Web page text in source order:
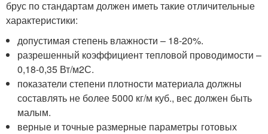
брус по стандартам должен иметь такие отличительные
характеристики:
допустимая степень влажности – 18-20%.
разрешенный коэффициент тепловой проводимости –
0,18-0,35 Вт/м2С.
показатели степени плотности материала должны
составлять не более 5000 кг/м куб., вес должен быть
малым.
верные и точные размерные параметры готовых